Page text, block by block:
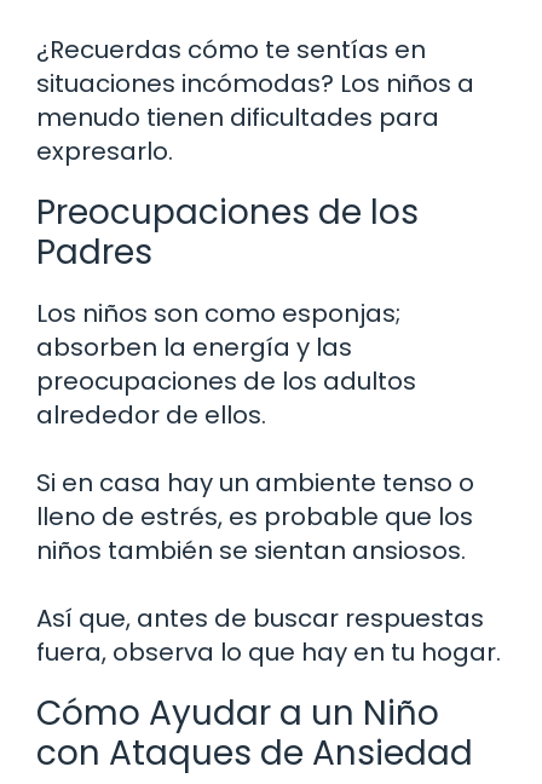
¿Recuerdas cómo te sentías en
situaciones incómodas? Los niños a
menudo tienen dificultades para
expresarlo.
Preocupaciones de los
Padres
Los niños son como esponjas;
absorben la energía y las
preocupaciones de los adultos
alrededor de ellos.
Si en casa hay un ambiente tenso o
lleno de estrés, es probable que los
niños también se sientan ansiosos.
Así que, antes de buscar respuestas
fuera, observa lo que hay en tu hogar.
Cómo Ayudar a un Niño
con Ataques de Ansiedad